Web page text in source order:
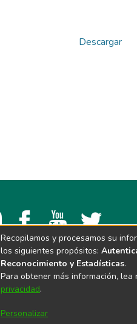
Descargar
Recopilamos y procesamos su
los siguientes propósitos:
Reconocimiento y Estadísticas.
Para obtener más información, lea
privacidad.
Personalizar